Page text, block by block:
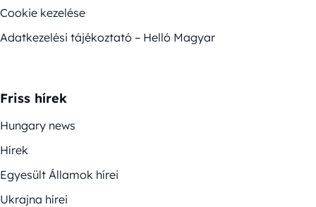
Cookie kezelése
Adatkezelési tájékoztató – Helló Magyar
Friss hírek
Hungary news
Hírek
Egyesült Államok hírei
Ukrajna hírei